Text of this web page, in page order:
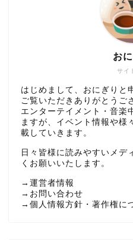
サイ
お
はじめまして、おにぎり
ご覧いただきありがとうご
エンターテイメント・音楽
ますが、イベント情報や様
載していきます。
日々皆様に読みやすいメデ
くお願いいたします。
→ 運営者情報
→ お問い合わせ
→ 個人情報方針・著作権に